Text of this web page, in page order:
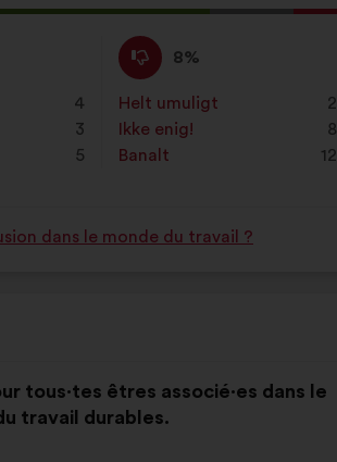
4
3
5
Ikke
enig
:
8%
Dette
forslag
er
kvalificeret
som:
Helt umuligt
: 2
gang
Ikke enig!
8
gang
Banalt
: 12
gang
dans le monde du travail ?
tous·tes êtres associé·es dans le
travail durables.